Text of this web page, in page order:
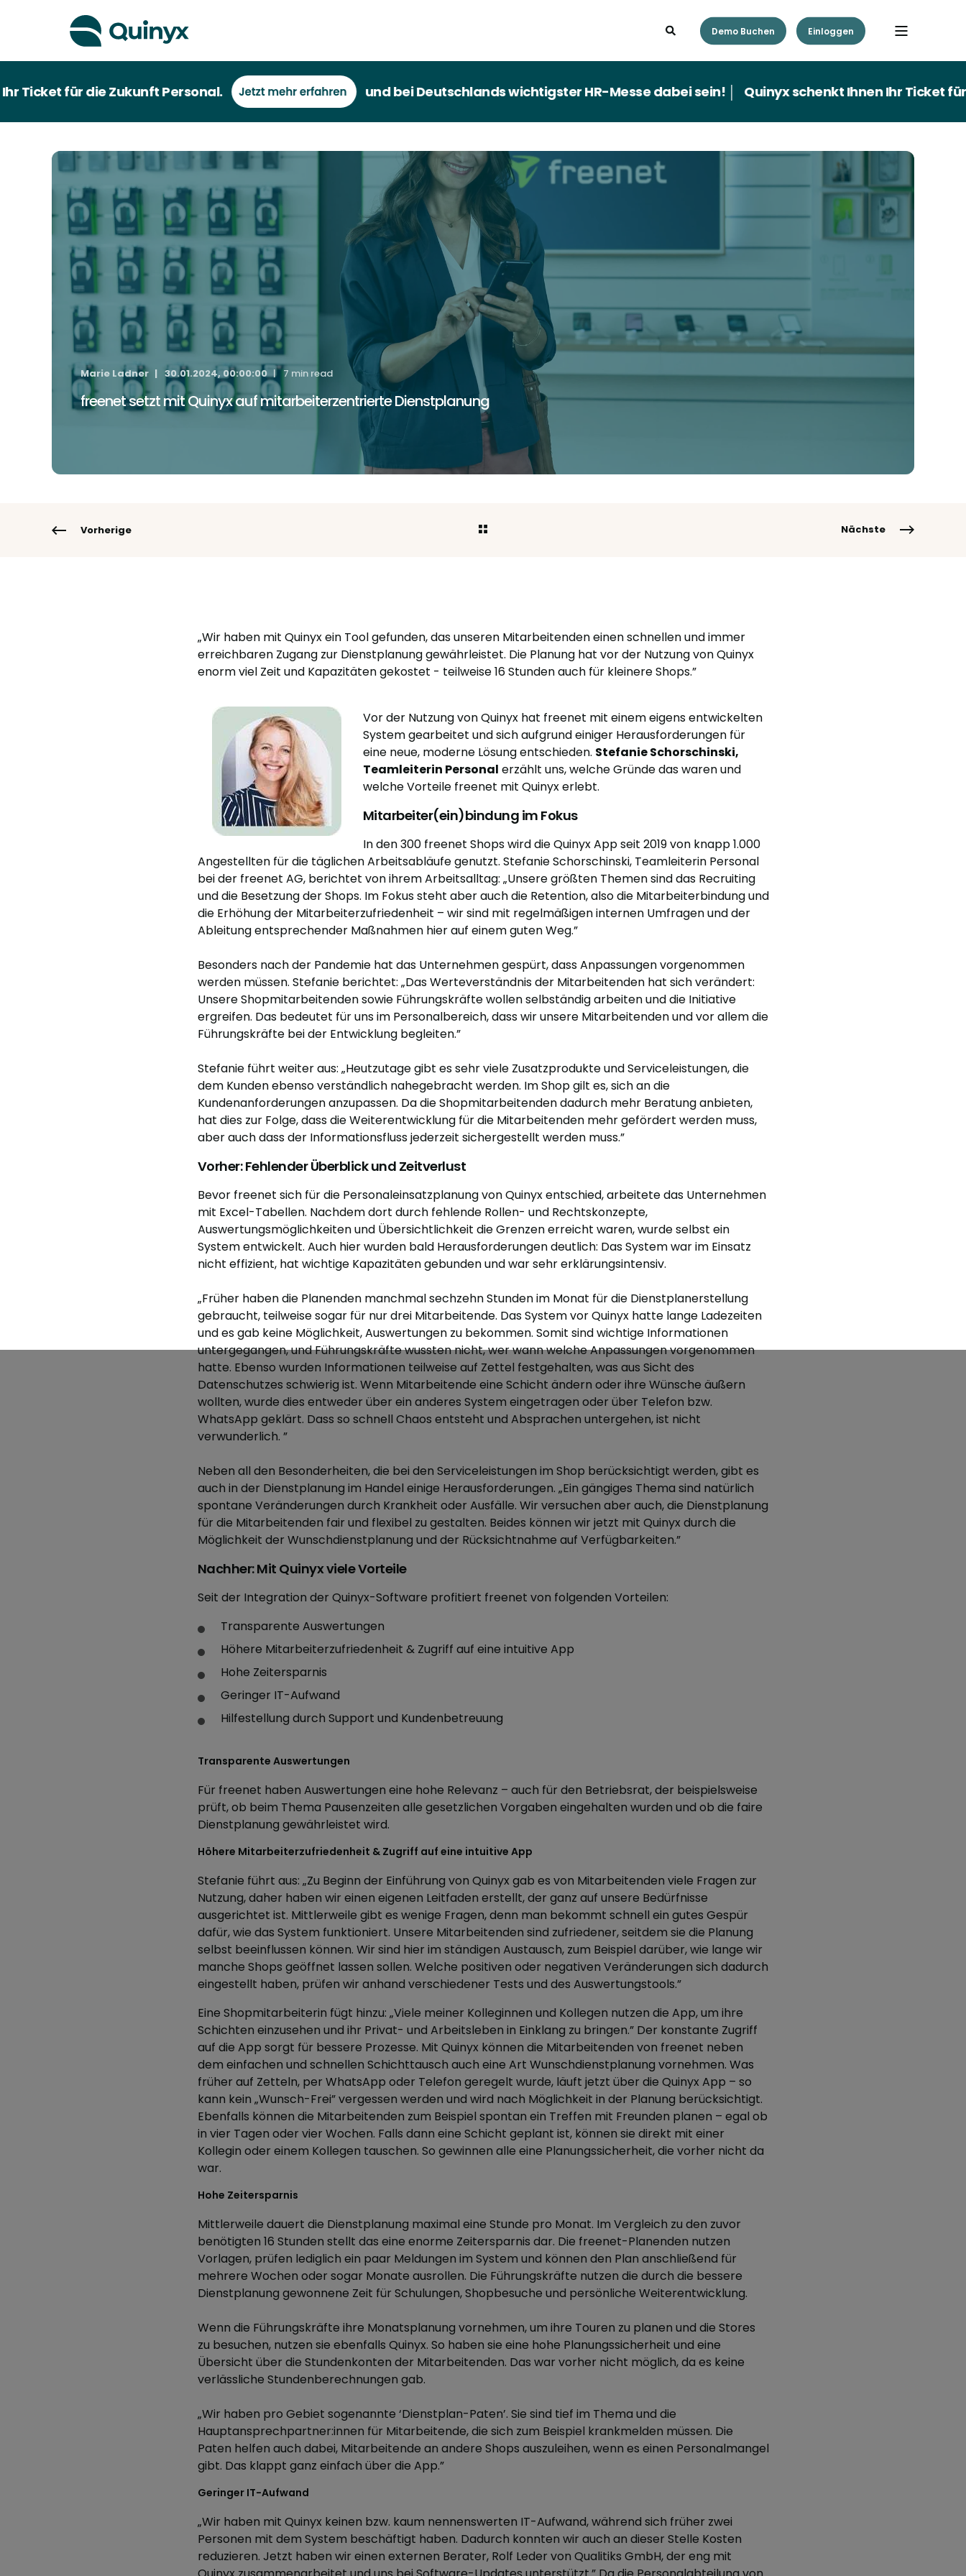
Demo Buchen Einloggen
für die Zukunft Personal. und bei Deutschlands wichtigster HR-Messe dabei sein! │ Quinyx schenkt Ihnen Ihr Ticket für die
Marie Ladner 30.01.2024, 00:00:00 7 min read
freenet setzt mit Quinyx auf mitarbeiterzentrierte Dienstplanung
Vorherige Nächste
„Wir haben mit Quinyx ein Tool gefunden, das unseren Mitarbeitenden einen schnellen und immer
erreichbaren Zugang zur Dienstplanung gewährleistet. Die Planung hat vor der Nutzung von Quinyx
enorm viel Zeit und Kapazitäten gekostet - teilweise 16 Stunden auch für kleinere Shops.”
Vor der Nutzung von Quinyx hat freenet mit einem eigens entwickelten
System gearbeitet und sich aufgrund einiger Herausforderungen für
eine neue, moderne Lösung entschieden. Stefanie Schorschinski,
Teamleiterin Personal erzählt uns, welche Gründe das waren und
welche Vorteile freenet mit Quinyx erlebt.
Mitarbeiter(ein)bindung im Fokus
In den 300 freenet Shops wird die Quinyx App seit 2019 von knapp 1.000
Angestellten für die täglichen Arbeitsabläufe genutzt. Stefanie Schorschinski, Teamleiterin Personal
bei der freenet AG, berichtet von ihrem Arbeitsalltag: „Unsere größten Themen sind das Recruiting
und die Besetzung der Shops. Im Fokus steht aber auch die Retention, also die Mitarbeiterbindung und
die Erhöhung der Mitarbeiterzufriedenheit – wir sind mit regelmäßigen internen Umfragen und der
Ableitung entsprechender Maßnahmen hier auf einem guten Weg.”
Besonders nach der Pandemie hat das Unternehmen gespürt, dass Anpassungen vorgenommen
werden müssen. Stefanie berichtet: „Das Werteverständnis der Mitarbeitenden hat sich verändert:
Unsere Shopmitarbeitenden sowie Führungskräfte wollen selbständig arbeiten und die Initiative
ergreifen. Das bedeutet für uns im Personalbereich, dass wir unsere Mitarbeitenden und vor allem die
Führungskräfte bei der Entwicklung begleiten.”
Stefanie führt weiter aus: „Heutzutage gibt es sehr viele Zusatzprodukte und Serviceleistungen, die
dem Kunden ebenso verständlich nahegebracht werden. Im Shop gilt es, sich an die
Kundenanforderungen anzupassen. Da die Shopmitarbeitenden dadurch mehr Beratung anbieten,
hat dies zur Folge, dass die Weiterentwicklung für die Mitarbeitenden mehr gefördert werden muss,
aber auch dass der Informationsfluss jederzeit sichergestellt werden muss.”
Vorher: Fehlender Überblick und Zeitverlust
Bevor freenet sich für die Personaleinsatzplanung von Quinyx entschied, arbeitete das Unternehmen
mit Excel-Tabellen. Nachdem dort durch fehlende Rollen- und Rechtskonzepte,
Auswertungsmöglichkeiten und Übersichtlichkeit die Grenzen erreicht waren, wurde selbst ein
System entwickelt. Auch hier wurden bald Herausforderungen deutlich: Das System war im Einsatz
nicht effizient, hat wichtige Kapazitäten gebunden und war sehr erklärungsintensiv.
„Früher haben die Planenden manchmal sechzehn Stunden im Monat für die Dienstplanerstellung
gebraucht, teilweise sogar für nur drei Mitarbeitende. Das System vor Quinyx hatte lange Ladezeiten
und es gab keine Möglichkeit, Auswertungen zu bekommen. Somit sind wichtige Informationen
untergegangen, und Führungskräfte wussten nicht, wer wann welche Anpassungen vorgenommen
hatte. Ebenso wurden Informationen teilweise auf Zettel festgehalten, was aus Sicht des
Datenschutzes schwierig ist. Wenn Mitarbeitende eine Schicht ändern oder ihre Wünsche äußern
wollten, wurde dies entweder über ein anderes System eingetragen oder über Telefon bzw.
WhatsApp geklärt. Dass so schnell Chaos entsteht und Absprachen untergehen, ist nicht
verwunderlich. ”
Neben all den Besonderheiten, die bei den Serviceleistungen im Shop berücksichtigt werden, gibt es
auch in der Dienstplanung im Handel einige Herausforderungen. „Ein gängiges Thema sind natürlich
spontane Veränderungen durch Krankheit oder Ausfälle. Wir versuchen aber auch, die Dienstplanung
für die Mitarbeitenden fair und flexibel zu gestalten. Beides können wir jetzt mit Quinyx durch die
Möglichkeit der Wunschdienstplanung und der Rücksichtnahme auf Verfügbarkeiten.”
Nachher: Mit Quinyx viele Vorteile
Seit der Integration der Quinyx-Software profitiert freenet von folgenden Vorteilen:
Transparente Auswertungen
Höhere Mitarbeiterzufriedenheit & Zugriff auf eine intuitive App
Hohe Zeitersparnis
Geringer IT-Aufwand
Hilfestellung durch Support und Kundenbetreuung
Transparente Auswertungen
Für freenet haben Auswertungen eine hohe Relevanz – auch für den Betriebsrat, der beispielsweise
prüft, ob beim Thema Pausenzeiten alle gesetzlichen Vorgaben eingehalten wurden und ob die faire
Dienstplanung gewährleistet wird.
Höhere Mitarbeiterzufriedenheit & Zugriff auf eine intuitive App
Stefanie führt aus: „Zu Beginn der Einführung von Quinyx gab es von Mitarbeitenden viele Fragen zur
Nutzung, daher haben wir einen eigenen Leitfaden erstellt, der ganz auf unsere Bedürfnisse
ausgerichtet ist. Mittlerweile gibt es wenige Fragen, denn man bekommt schnell ein gutes Gespür
dafür, wie das System funktioniert. Unsere Mitarbeitenden sind zufriedener, seitdem sie die Planung
selbst beeinflussen können. Wir sind hier im ständigen Austausch, zum Beispiel darüber, wie lange wir
manche Shops geöffnet lassen sollen. Welche positiven oder negativen Veränderungen sich dadurch
eingestellt haben, prüfen wir anhand verschiedener Tests und des Auswertungstools.”
Eine Shopmitarbeiterin fügt hinzu: „Viele meiner Kolleginnen und Kollegen nutzen die App, um ihre
Schichten einzusehen und ihr Privat- und Arbeitsleben in Einklang zu bringen.” Der konstante Zugriff
auf die App sorgt für bessere Prozesse. Mit Quinyx können die Mitarbeitenden von freenet neben
dem einfachen und schnellen Schichttausch auch eine Art Wunschdienstplanung vornehmen. Was
früher auf Zetteln, per WhatsApp oder Telefon geregelt wurde, läuft jetzt über die Quinyx App – so
kann kein „Wunsch-Frei” vergessen werden und wird nach Möglichkeit in der Planung berücksichtigt.
Ebenfalls können die Mitarbeitenden zum Beispiel spontan ein Treffen mit Freunden planen – egal ob
in vier Tagen oder vier Wochen. Falls dann eine Schicht geplant ist, können sie direkt mit einer
Kollegin oder einem Kollegen tauschen. So gewinnen alle eine Planungssicherheit, die vorher nicht da
war.
Hohe Zeitersparnis
Mittlerweile dauert die Dienstplanung maximal eine Stunde pro Monat. Im Vergleich zu den zuvor
benötigten 16 Stunden stellt das eine enorme Zeitersparnis dar. Die freenet-Planenden nutzen
Vorlagen, prüfen lediglich ein paar Meldungen im System und können den Plan anschließend für
mehrere Wochen oder sogar Monate ausrollen. Die Führungskräfte nutzen die durch die bessere
Dienstplanung gewonnene Zeit für Schulungen, Shopbesuche und persönliche Weiterentwicklung.
Wenn die Führungskräfte ihre Monatsplanung vornehmen, um ihre Touren zu planen und die Stores
zu besuchen, nutzen sie ebenfalls Quinyx. So haben sie eine hohe Planungssicherheit und eine
Übersicht über die Stundenkonten der Mitarbeitenden. Das war vorher nicht möglich, da es keine
verlässliche Stundenberechnungen gab.
„Wir haben pro Gebiet sogenannte ‘Dienstplan-Paten’. Sie sind tief im Thema und die
Hauptansprechpartner:innen für Mitarbeitende, die sich zum Beispiel krankmelden müssen. Die
Paten helfen auch dabei, Mitarbeitende an andere Shops auszuleihen, wenn es einen Personalmangel
gibt. Das klappt ganz einfach über die App.”
Geringer IT-Aufwand
„Wir haben mit Quinyx keinen bzw. kaum nennenswerten IT-Aufwand, während sich früher zwei
Personen mit dem System beschäftigt haben. Dadurch konnten wir auch an dieser Stelle Kosten
reduzieren. Jetzt haben wir einen externen Berater, Rolf Leder von Qualitiks GmbH, der eng mit